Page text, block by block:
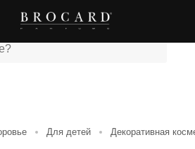
Для детей Декоративная